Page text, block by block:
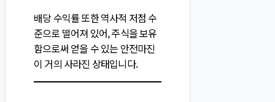
배당 수익률 또한 역사적 저점 수
준으로 떨어져 있어, 주식을 보유
함으로써 얻을 수 있는 안전마진
이 거의 사라진 상태입니다.